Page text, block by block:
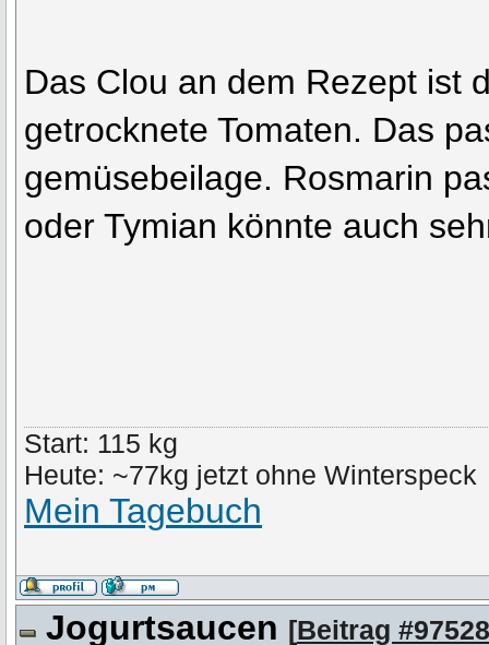
Das Clou an dem Rezept ist
getrocknete Tomaten. Das
gemüsebeilage. Rosmarin
oder Tymian könnte auch
Start: 115 kg
Heute: ~77kg jetzt ohne Winterspeck
Mein Tagebuch
Jogurtsaucen [Beitrag #97528